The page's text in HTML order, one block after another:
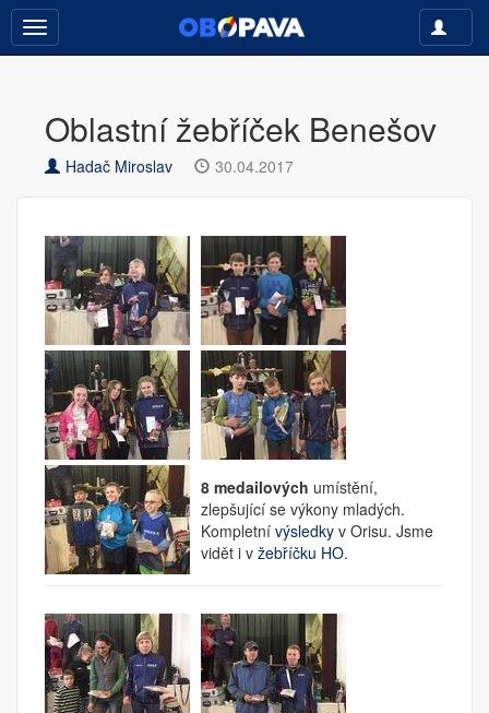
Toggle
navigation
Toggle
Oblastní žebříček Benešov
Hadač Miroslav 30.04.2017
8 medailových umístění,
zlepšující se výkony mladých.
Kompletní výsledky v Orisu. Jsme
vidět i v žebříčku HO.